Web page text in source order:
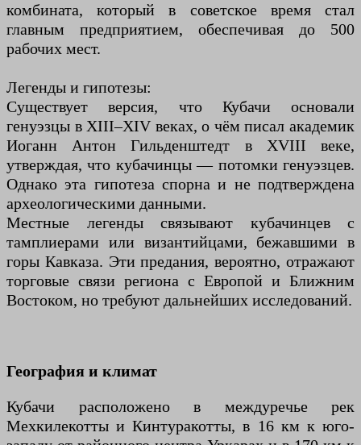
комбината, который в советское время стал
главным предприятием, обеспечивая до 500
рабочих мест.
Легенды и гипотезы:
Существует версия, что Кубачи основали
генуэзцы в XIII–XIV веках, о чём писал академик
Иоганн Антон Гильденштедт в XVIII веке,
утверждая, что кубачинцы — потомки генуэзцев.
Однако эта гипотеза спорна и не подтверждена
археологическими данными.
Местные легенды связывают кубачинцев с
тамплиерами или византийцами, бежавшими в
горы Кавказа. Эти предания, вероятно, отражают
торговые связи региона с Европой и Ближним
Востоком, но требуют дальнейших исследований.
География и климат
Кубачи расположено в междуречье рек
Мехкилекотты и Кинтуракотты, в 16 км к юго-